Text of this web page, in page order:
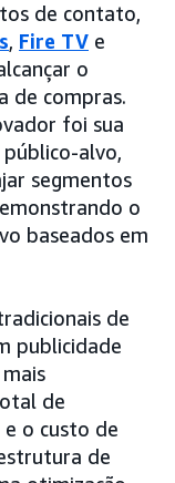
de contato,
, Fire TV e
o
de compras.
foi sua
alvo,
segmentos
o
baseados em
de
publicidade
de
e o custo de
de